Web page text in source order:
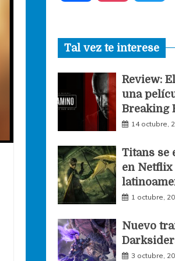
c
e
b
o
o
s
t
a
g
r
m
i
t
t
r
Tal vez te interese
Review:
una
Breaking
14 octubre,
Titans se
en Netflix
1 octubre,
Nuevo
3 octubre,